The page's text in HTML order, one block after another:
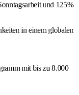
und 125%
in einem globalen
mit bis zu 8.000